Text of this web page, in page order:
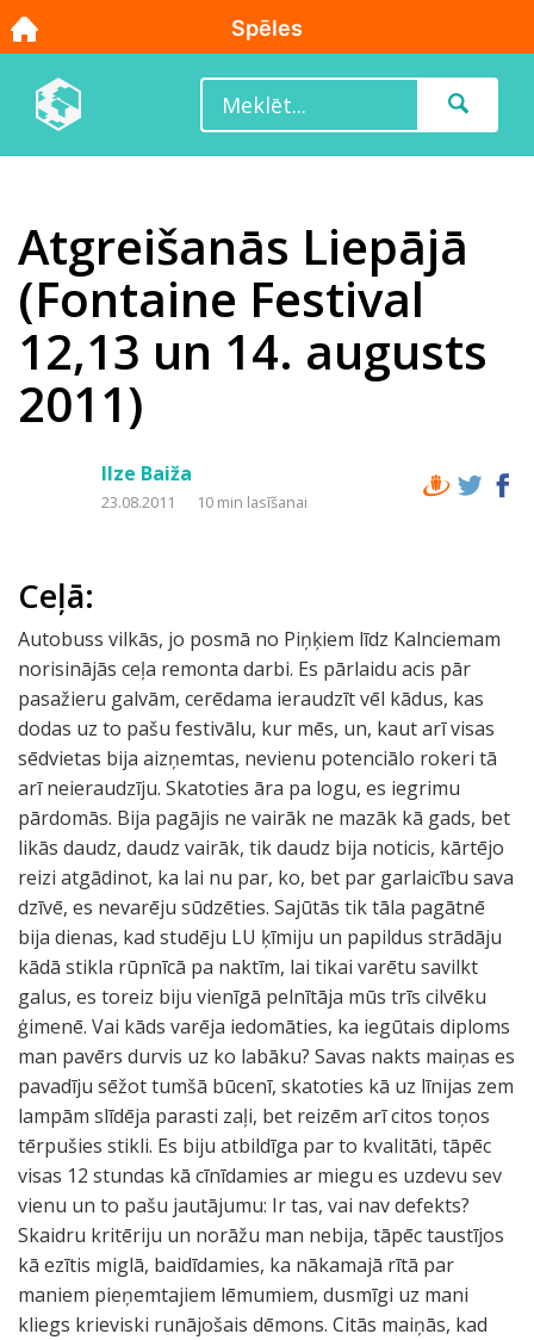
Atgreišanās Liepājā
(Fontaine Festival
12,13 un 14. augusts
2011)
Ilze Baiža
23.08.2011 10 min lasīšanai
Ceļā:
Autobuss vilkās, jo posmā no Piņķiem līdz Kalnciemam
norisinājās ceļa remonta darbi. Es pārlaidu acis pār
pasažieru galvām, cerēdama ieraudzīt vēl kādus, kas
dodas uz to pašu festivālu, kur mēs, un, kaut arī visas
sēdvietas bija aizņemtas, nevienu potenciālo rokeri tā
arī neieraudzīju. Skatoties āra pa logu, es iegrimu
pārdomās. Bija pagājis ne vairāk ne mazāk kā gads, bet
likās daudz, daudz vairāk, tik daudz bija noticis, kārtējo
reizi atgādinot, ka lai nu par, ko, bet par garlaicību sava
dzīvē, es nevarēju sūdzēties. Sajūtās tik tāla pagātnē
bija dienas, kad studēju LU ķīmiju un papildus strādāju
kādā stikla rūpnīcā pa naktīm, lai tikai varētu savilkt
galus, es toreiz biju vienīgā pelnītāja mūs trīs cilvēku
ģimenē. Vai kāds varēja iedomāties, ka iegūtais diploms
man pavērs durvis uz ko labāku? Savas nakts maiņas es
pavadīju sēžot tumšā būcenī, skatoties kā uz līnijas zem
lampām slīdēja parasti zaļi, bet reizēm arī citos toņos
tērpušies stikli. Es biju atbildīga par to kvalitāti, tāpēc
visas 12 stundas kā cīnīdamies ar miegu es uzdevu sev
vienu un to pašu jautājumu: Ir tas, vai nav defekts?
Skaidru kritēriju un norāžu man nebija, tāpēc taustījos
kā ezītis miglā, baidīdamies, ka nākamajā rītā par
maniem pieņemtajiem lēmumiem, dusmīgi uz mani
kliegs krieviski runājošais dēmons. Citās maiņās, kad